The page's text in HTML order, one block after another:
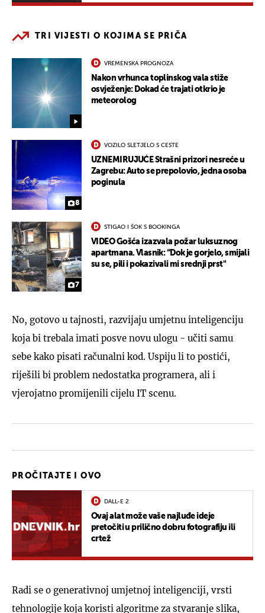
TRI VIJESTI O KOJIMA SE PRIČA
VREMENSKA PROGNOZA
Nakon vrhunca toplinskog vala stiže
osvježenje: Dokad će trajati otkrio je
meteorolog
8
VOZILO SLETJELO S CESTE
UZNEMIRUJUĆE Strašni prizori nesreće u
Zagrebu: Auto se prepolovio, jedna osoba
poginula
7
STIGAO I ŠOK S BOOKINGA
VIDEO Gošća izazvala požar luksuznog
apartmana. Vlasnik: “Dok je gorjelo, smijali
su se, pili i pokazivali mi srednji prst"
No, gotovo u tajnosti, razvijaju umjetnu inteligenciju
koja bi trebala imati posve novu ulogu - učiti samu
sebe kako pisati računalni kod. Uspiju li to postići,
riješili bi problem nedostatka programera, ali i
vjerojatno promijenili cijelu IT scenu.
PROČITAJTE I OVO
DALL-E 2
Ovaj alat može vaše najluđe ideje
pretočiti u prilično dobru fotografiju ili
crtež
Radi se o generativnoj umjetnoj inteligenciji, vrsti
tehnologije koja koristi algoritme za stvaranje slika,